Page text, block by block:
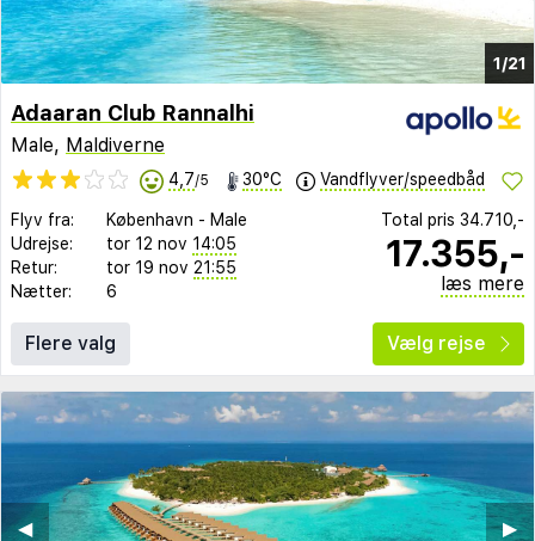
1/21
Adaaran Club Rannalhi
Male, Maldiverne
4,7/5 30°C Vandflyver/speedbåd
Flyv fra: København - Male
Udrejse:
tor 12 nov 14:05
Retur:
tor 19 nov 21:55
Nætter:
6
Total pris 34.710,-
17.355,-
læs mere
Flere valg Vælg rejse
▶︎
◀︎